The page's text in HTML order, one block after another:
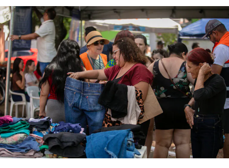
As sessões no sobrado dos Longoni duraram até 1918,
quando então a maior atração cinematográfica de Canoas
tornou-se o Cine Porcello, inaugurado pouco tempo
antes. As atividades culturais de Vicente Cláudio
Porcello, que já tinha a sua farmácia em local próximo,
ocorriam onde hoje é localizada a Galeria Via Porcello,
próximo à passarela da Estação Canoas da Trensurb. Ali
passavam as comédias de Charles Chaplin e Buster
Keaton, além dos primeiros dramas mudos. Como os
filmes eram mudos, havia acompanhamento musical.